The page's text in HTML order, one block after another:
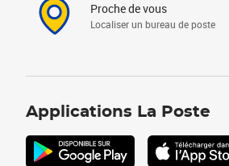
Proche de vous
Localiser un bureau de poste
Applications La Poste